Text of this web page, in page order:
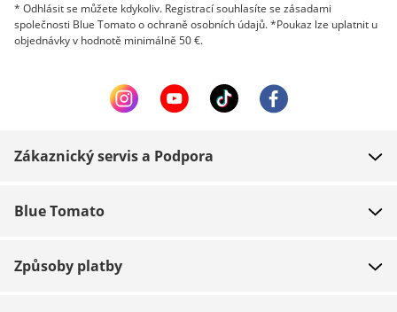
* Odhlásit se můžete kdykoliv. Registrací souhlasíte se zásadami
společnosti Blue Tomato o ochraně osobních údajů. *Poukaz lze uplatnit u
objednávky v hodnotě minimálně 50 €.
Zákaznický servis a Podpora
Platba
Blue Tomato
Způsoby platby